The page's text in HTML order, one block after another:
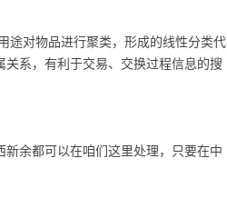
途对物品进行聚类，形成的线性分类代
系，有利于交易、交换过程信息的搜
余都可以在咱们这里处理，只要在中